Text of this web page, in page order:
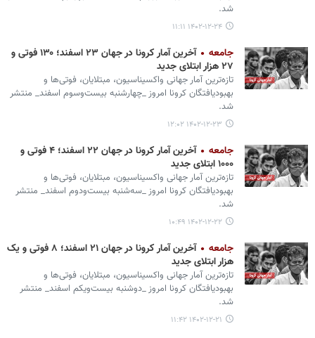
شد.
۱۴۰۲-۱۲-۲۴ ۱۱:۱۱
جامعه
آخرین آمار کرونا در جهان ۲۳ اسفند؛ ۱۳۰ فوتی و
۲۷ هزار ابتلای جدید
تازه‌ترین آمار جهانی واکسیناسیون، مبتلایان، فوتی‌ها و
بهبودیافتگان کرونا امروز _چهارشنبه بیست‌وسوم اسفند_ منتشر
شد.
۱۴۰۲-۱۲-۲۳ ۱۲:۰۲
جامعه
آخرین آمار کرونا در جهان ۲۲ اسفند؛ ۴ فوتی و
۱۰۰۰ ابتلای جدید
تازه‌ترین آمار جهانی واکسیناسیون، مبتلایان، فوتی‌ها و
بهبودیافتگان کرونا امروز _سه‌شنبه بیست‌ودوم اسفند_ منتشر
شد.
۱۴۰۲-۱۲-۲۲ ۱۰:۴۹
جامعه
آخرین آمار کرونا در جهان ۲۱ اسفند؛ ۸ فوتی و یک
هزار ابتلای جدید
تازه‌ترین آمار جهانی واکسیناسیون، مبتلایان، فوتی‌ها و
بهبودیافتگان کرونا امروز _دوشنبه بیست‌ویکم اسفند_ منتشر
شد.
۱۴۰۲-۱۲-۲۱ ۱۱:۴۲